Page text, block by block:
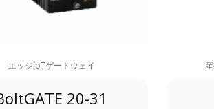
エッジIoTゲートウェイ
20-31